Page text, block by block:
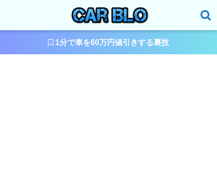
1分で車を60万円値引きする裏技